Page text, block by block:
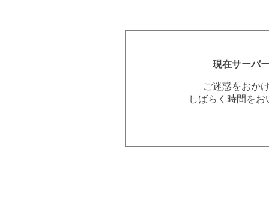
現在サーバ
ご迷惑をおか
しばらく時間を